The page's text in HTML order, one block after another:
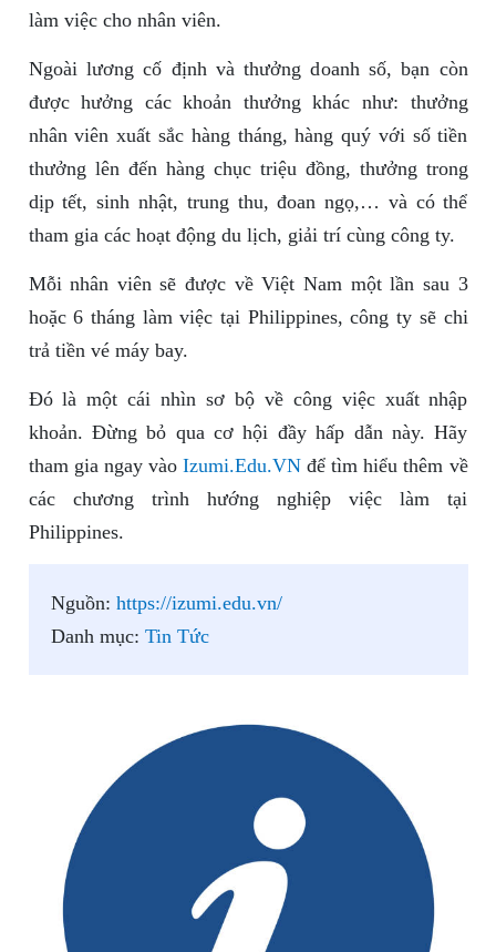
làm việc cho nhân viên.
Ngoài lương cố định và thưởng doanh số, bạn còn
được hưởng các khoản thưởng khác như: thưởng
nhân viên xuất sắc hàng tháng, hàng quý với số tiền
thưởng lên đến hàng chục triệu đồng, thưởng trong
dịp tết, sinh nhật, trung thu, đoan ngọ,… và có thể
tham gia các hoạt động du lịch, giải trí cùng công ty.
Mỗi nhân viên sẽ được về Việt Nam một lần sau 3
hoặc 6 tháng làm việc tại Philippines, công ty sẽ chi
trả tiền vé máy bay.
Đó là một cái nhìn sơ bộ về công việc xuất nhập
khoản. Đừng bỏ qua cơ hội đầy hấp dẫn này. Hãy
tham gia ngay vào Izumi.Edu.VNđể tìm hiểu thêm về
các chương trình hướng nghiệp việc làm tại
Philippines.
Nguồn: https://izumi.edu.vn/
Danh mục: Tin Tức